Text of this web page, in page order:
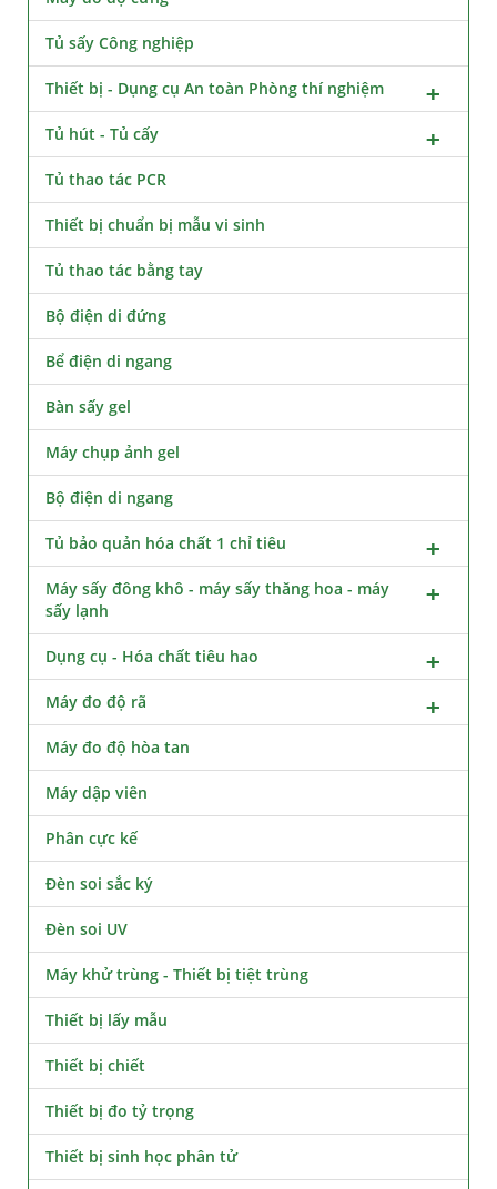
Tủ sấy Công nghiệp
Thiết bị - Dụng cụ An toàn Phòng thí nghiệm
Tủ hút - Tủ cấy
Tủ thao tác PCR
Thiết bị chuẩn bị mẫu vi sinh
Tủ thao tác bằng tay
Bộ điện di đứng
Bể điện di ngang
Bàn sấy gel
Máy chụp ảnh gel
Bộ điện di ngang
Tủ bảo quản hóa chất 1 chỉ tiêu
Máy sấy đông khô - máy sấy thăng hoa - máy
sấy lạnh
Dụng cụ - Hóa chất tiêu hao
Máy đo độ rã
Máy đo độ hòa tan
Máy dập viên
Phân cực kế
Đèn soi sắc ký
Đèn soi UV
Máy khử trùng - Thiết bị tiệt trùng
Thiết bị lấy mẫu
Thiết bị chiết
Thiết bị đo tỷ trọng
Thiết bị sinh học phân tử